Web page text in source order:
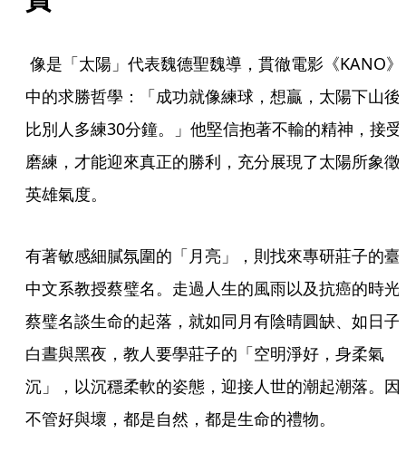
中的求勝哲學：「成功就像練球，想贏，太陽下山後
比別人多練30分鐘。」他堅信抱著不輸的精神，接受
磨練，才能迎來真正的勝利，充分展現了太陽所象徵
英雄氣度。
有著敏感細膩氛圍的「月亮」，則找來專研莊子的臺
中文系教授蔡璧名。走過人生的風雨以及抗癌的時光
蔡璧名談生命的起落，就如同月有陰晴圓缺、如日子
白晝與黑夜，教人要學莊子的「空明淨好，身柔氣
沉」，以沉穩柔軟的姿態，迎接人世的潮起潮落。因
不管好與壞，都是自然，都是生命的禮物。